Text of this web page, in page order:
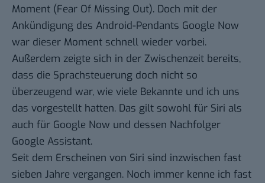
Moment (Fear Of Missing Out). Doch mit der
Ankündigung des Android-Pendants Google Now
war dieser Moment schnell wieder vorbei.
Außerdem zeigte sich in der Zwischenzeit bereits,
dass die Sprachsteuerung doch nicht so
überzeugend war, wie viele Bekannte und ich uns
das vorgestellt hatten. Das gilt sowohl für Siri als
auch für Google Now und dessen Nachfolger
Google Assistant.
Seit dem Erscheinen von Siri sind inzwischen fast
sieben Jahre vergangen. Noch immer kenne ich fast